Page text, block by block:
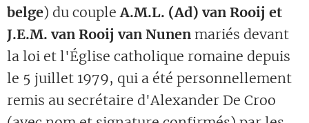
belge) du coupleA.M.L. (Ad) van Rooij et
J.E.M. van Rooij van Nunen mariés devant
la loi et l'Église catholique romaine depuis
le 5 juillet 1979, qui a été personnellement
remis au secrétaire d'Alexander De Croo